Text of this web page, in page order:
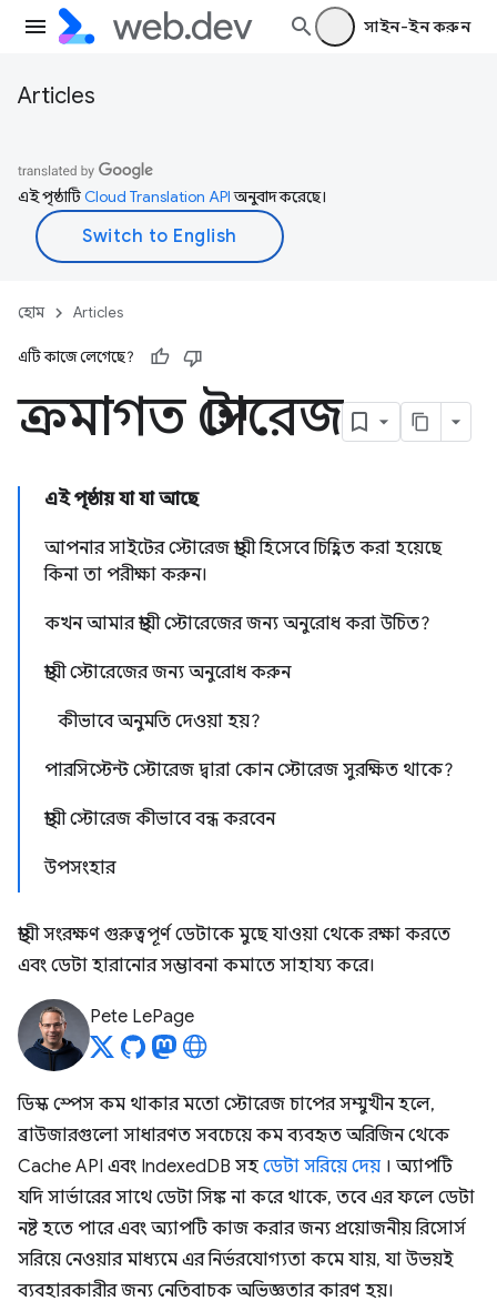
সাইন-ইন করুন
Articles
এই পৃষ্ঠাটিCloud Translation APIঅনুবাদ করেছে।
হোম Articles
এটি কাজে লেগেছে?
ক্রমাগত স্টোরেজ
এই পৃষ্ঠায় যা যা আছে
আপনার সাইটের স্টোরেজ স্থায়ী হিসেবে চিহ্নিত করা হয়েছে
কিনা তা পরীক্ষা করুন।
কখন আমার স্থায়ী স্টোরেজের জন্য অনুরোধ করা উচিত?
স্থায়ী স্টোরেজের জন্য অনুরোধ করুন
কীভাবে অনুমতি দেওয়া হয়?
পারসিস্টেন্ট স্টোরেজ দ্বারা কোন স্টোরেজ সুরক্ষিত থাকে?
স্থায়ী স্টোরেজ কীভাবে বন্ধ করবেন
উপসংহার
স্থায়ী সংরক্ষণ গুরুত্বপূর্ণ ডেটাকে মুছে যাওয়া থেকে রক্ষা করতে
এবং ডেটা হারানোর সম্ভাবনা কমাতে সাহায্য করে।
Pete LePage
ডিস্ক স্পেস কম থাকার মতো স্টোরেজ চাপের সম্মুখীন হলে,
ব্রাউজারগুলো সাধারণত সবচেয়ে কম ব্যবহৃত অরিজিন থেকে
Cache API এবং IndexedDB সহ ডেটা সরিয়ে দেয় । অ্যাপটি
যদি সার্ভারের সাথে ডেটা সিঙ্ক না করে থাকে, তবে এর ফলে ডেটা
নষ্ট হতে পারে এবং অ্যাপটি কাজ করার জন্য প্রয়োজনীয় রিসোর্স
সরিয়ে নেওয়ার মাধ্যমে এর নির্ভরযোগ্যতা কমে যায়, যা উভয়ই
ব্যবহারকারীর জন্য নেতিবাচক অভিজ্ঞতার কারণ হয়।